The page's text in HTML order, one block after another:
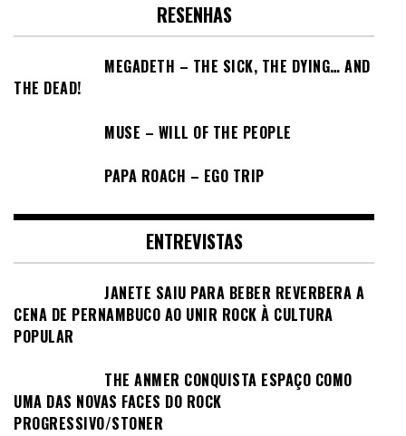
RESENHAS
MEGADETH – THE SICK, THE DYING… AND
THE DEAD!
MUSE – WILL OF THE PEOPLE
PAPA ROACH – EGO TRIP
ENTREVISTAS
JANETE SAIU PARA BEBER REVERBERA A
CENA DE PERNAMBUCO AO UNIR ROCK À CULTURA
POPULAR
THE ANMER CONQUISTA ESPAÇO COMO
UMA DAS NOVAS FACES DO ROCK
PROGRESSIVO/STONER